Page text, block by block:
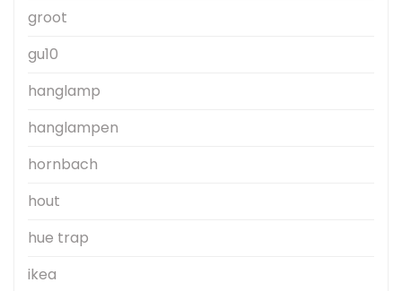
groot
gu10
hanglamp
hanglampen
hornbach
hout
hue trap
ikea